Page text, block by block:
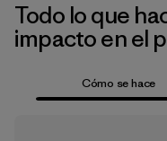
Todo lo que
impacto en el
Cómo se hace